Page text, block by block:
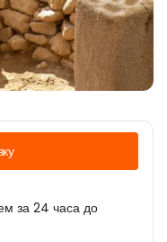
за 24 часа до